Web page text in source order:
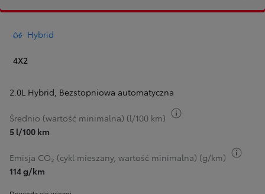
Hybrid
4X2
2.0L Hybrid, Bezstopniowa automatyczna
Średnio (wartość minimalna) (l/100 km)
5 l/100 km
Emisja CO₂ (cykl mieszany, wartość minimalna) (g/km)
114 g/km